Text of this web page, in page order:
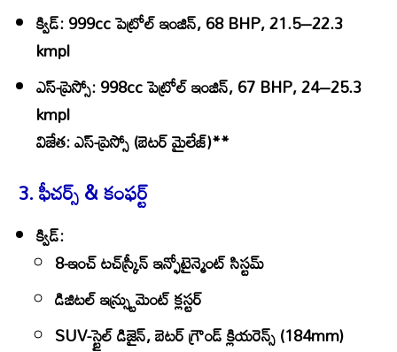
క్విడ్: 999cc పెట్రోల్ ఇంజిన్, 68 BHP, 21.5–22.3
kmpl
ఎస్-ప్రెస్సో: 998cc పెట్రోల్ ఇంజిన్, 67 BHP, 24–25.3
kmpl
విజేత: ఎస్-ప్రెస్సో (బెటర్ మైలేజ్)**
3. ఫీచర్స్ & కంఫర్ట్
క్విడ్:
8-ఇంచ్ టచ్‌స్క్రీన్ ఇన్ఫోటైన్మెంట్ సిస్టమ్
డిజిటల్ ఇన్స్ట్రుమెంట్ క్లస్టర్
SUV-స్టైల్ డిజైన్, బెటర్ గ్రౌండ్ క్లియరెన్స్ (184mm)